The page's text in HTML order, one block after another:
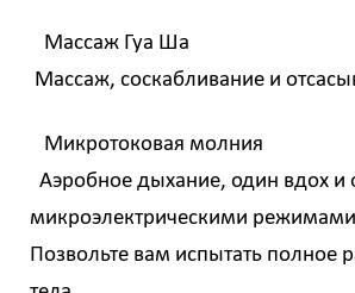
Массаж Гуа Ша
Массаж, соскабливание и
Микротоковая молния
Аэробное дыхание, один вдох и
микроэлектрическими
Позвольте вам испытать полное